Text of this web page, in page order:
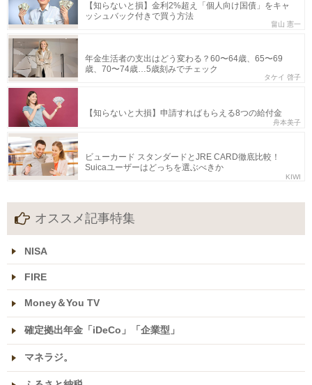
【知らないと損】金利2%超え「個人向け国債」をキャ
ッシュバック付きで買う方法
畠山 憲一
年金生活者の支出はどう変わる？60〜64歳、65〜69
歳、70〜74歳…5歳刻みでチェック
タケイ 啓子
【知らないと大損】申請すればもらえる8つの給付金
舟本美子
ビューカード スタンダードとJRE CARD徹底比較！
Suicaユーザーはどっちを選ぶべきか
KIWI
オススメ記事特集
NISA
FIRE
Money＆You TV
確定拠出年金「iDeCo」「企業型」
マネラジ。